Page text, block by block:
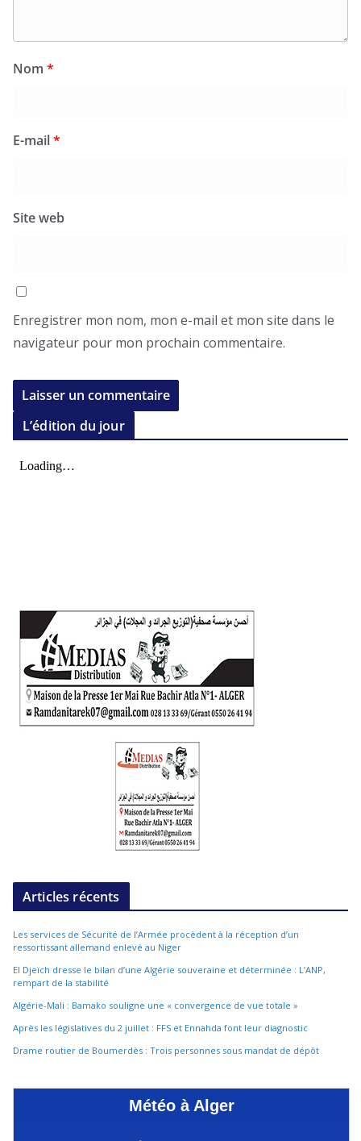
Nom *
E-mail*
Site web
Enregistrer mon nom, mon e-mail et mon site dans le
navigateur pour mon prochain commentaire.
L’édition du jour
Articles récents
Les services de Sécurité de l’Armée procèdent à la réception d’un
ressortissant allemand enlevé au Niger
El Djeïch dresse le bilan d’une Algérie souveraine et déterminée : L’ANP,
rempart de la stabilité
Algérie-Mali : Bamako souligne une « convergence de vue totale »
Après les législatives du 2 juillet : FFS et Ennahda font leur diagnostic
Drame routier de Boumerdès : Trois personnes sous mandat de dépôt
Météo à Alger